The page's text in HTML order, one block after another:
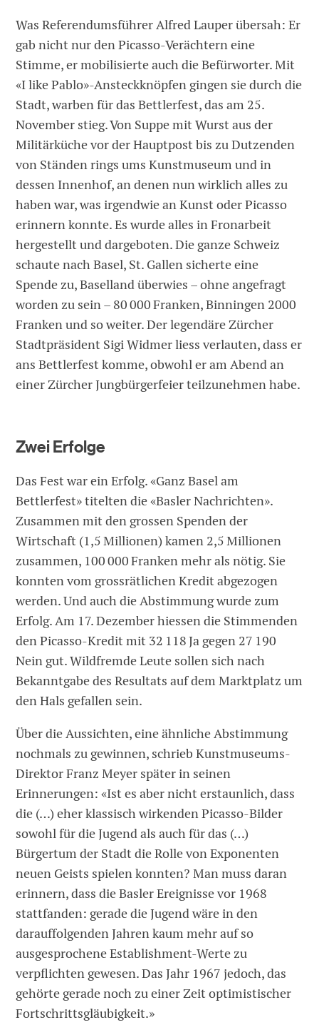
Was Referendumsführer Alfred Lauper übersah: Er
gab nicht nur den Picasso-Verächtern eine
Stimme, er mobilisierte auch die Befürworter. Mit
«I like Pablo»-Ansteckknöpfen gingen sie durch die
Stadt, warben für das Bettlerfest, das am 25.
November stieg. Von Suppe mit Wurst aus der
Militärküche vor der Hauptpost bis zu Dutzenden
von Ständen rings ums Kunstmuseum und in
dessen Innenhof, an denen nun wirklich alles zu
haben war, was irgendwie an Kunst oder Picasso
erinnern konnte. Es wurde alles in Fronarbeit
hergestellt und dargeboten. Die ganze Schweiz
schaute nach Basel, St. Gallen sicherte eine
Spende zu, Baselland überwies – ohne angefragt
worden zu sein – 80 000 Franken, Binningen 2000
Franken und so weiter. Der legendäre Zürcher
Stadtpräsident Sigi Widmer liess verlauten, dass er
ans Bettlerfest komme, obwohl er am Abend an
einer Zürcher Jungbürgerfeier teilzunehmen habe.
Zwei Erfolge
Das Fest war ein Erfolg. «Ganz Basel am
Bettlerfest» titelten die «Basler Nachrichten».
Zusammen mit den grossen Spenden der
Wirtschaft (1,5 Millionen) kamen 2,5 Millionen
zusammen, 100 000 Franken mehr als nötig. Sie
konnten vom grossrätlichen Kredit abgezogen
werden. Und auch die Abstimmung wurde zum
Erfolg. Am 17. Dezember hiessen die Stimmenden
den Picasso-Kredit mit 32 118 Ja gegen 27 190
Nein gut. Wildfremde Leute sollen sich nach
Bekanntgabe des Resultats auf dem Marktplatz um
den Hals gefallen sein.
Über die Aussichten, eine ähnliche Abstimmung
nochmals zu gewinnen, schrieb Kunstmuseums-
Direktor Franz Meyer später in seinen
Erinnerungen: «Ist es aber nicht erstaunlich, dass
die (…) eher klassisch wirkenden Picasso-Bilder
sowohl für die Jugend als auch für das (…)
Bürgertum der Stadt die Rolle von Exponenten
neuen Geists spielen konnten? Man muss daran
erinnern, dass die Basler Ereignisse vor 1968
stattfanden: gerade die Jugend wäre in den
darauffolgenden Jahren kaum mehr auf so
ausgesprochene Establishment-Werte zu
verpflichten gewesen. Das Jahr 1967 jedoch, das
gehörte gerade noch zu einer Zeit optimistischer
Fortschrittsgläubigkeit.»